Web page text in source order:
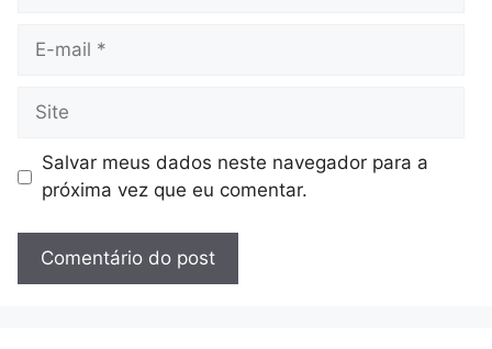
Site
Salvar meus dados neste navegador para a
próxima vez que eu comentar.